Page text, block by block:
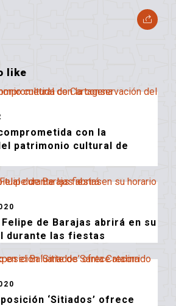
like
con la
patrimonio cultural de
de Barajas abrirá en su
durante las fiestas
‘Sitiados’ ofrece